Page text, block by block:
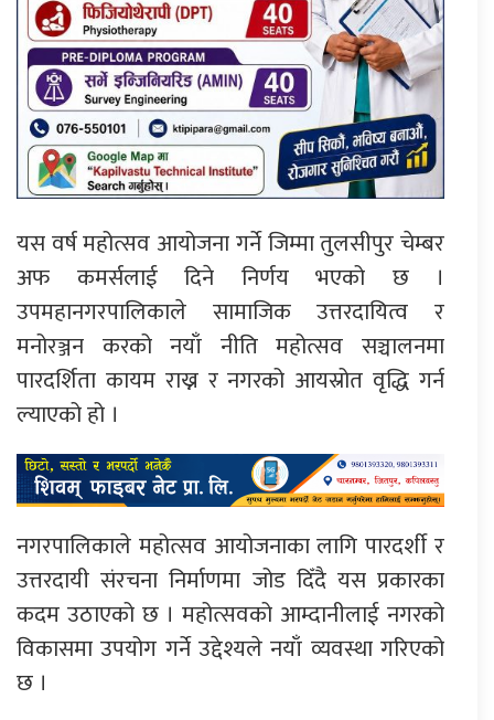
यस वर्ष महोत्सव आयोजना गर्ने जिम्मा तुलसीपुर चेम्बर
अफ कमर्सलाई दिने निर्णय भएको छ ।
उपमहानगरपालिकाले सामाजिक उत्तरदायित्व र
मनोरञ्जन करको नयाँ नीति महोत्सव सञ्चालनमा
पारदर्शिता कायम राख्न र नगरको आयस्रोत वृद्धि गर्न
ल्याएको हो ।
नगरपालिकाले महोत्सव आयोजनाका लागि पारदर्शी र
उत्तरदायी संरचना निर्माणमा जोड दिँदै यस प्रकारका
कदम उठाएको छ । महोत्सवको आम्दानीलाई नगरको
विकासमा उपयोग गर्ने उद्देश्यले नयाँ व्यवस्था गरिएको
छ ।